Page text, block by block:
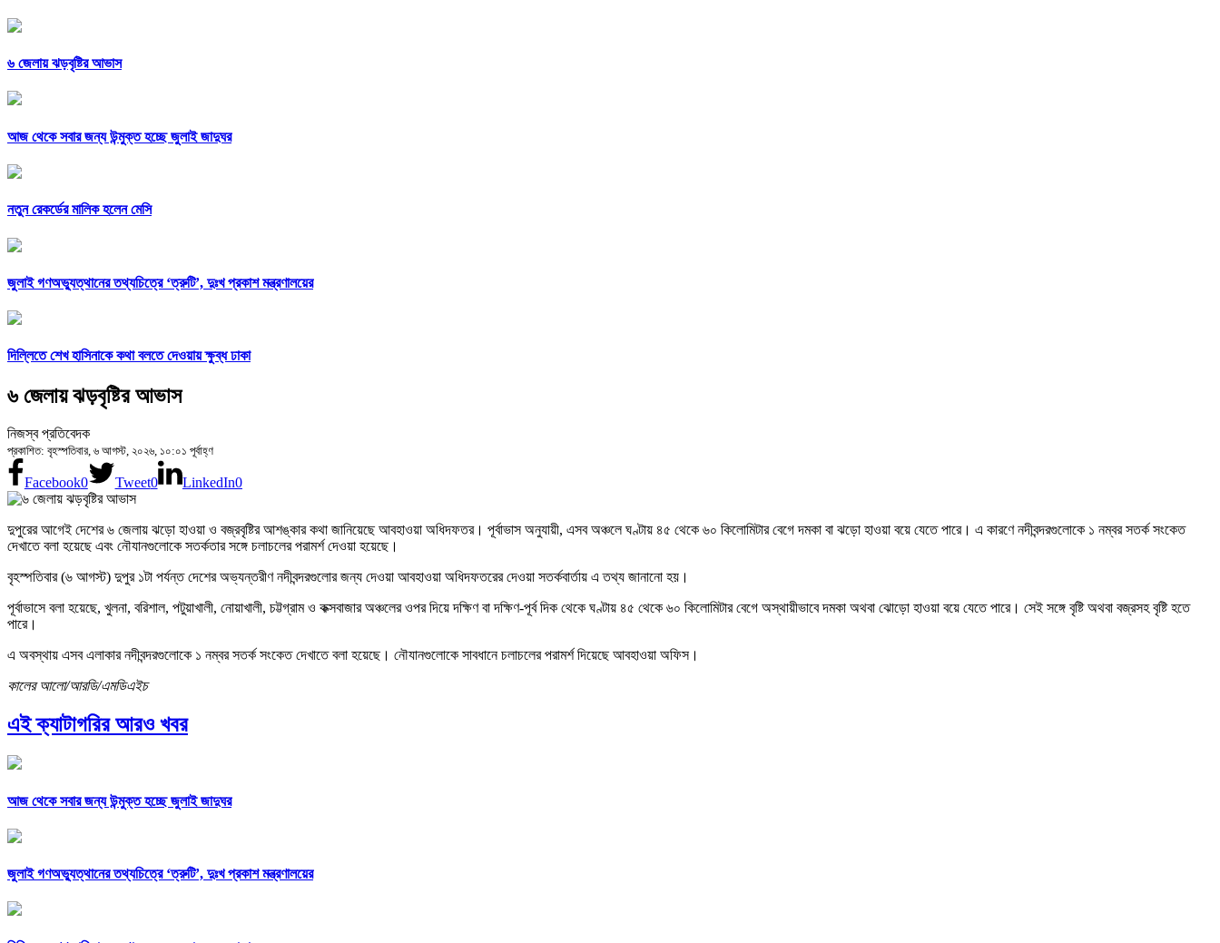
৬ জেলায় ঝড়বৃষ্টির আভাস
আজ থেকে সবার জন্য উন্মুক্ত হচ্ছে জুলাই জাদুঘর
নতুন রেকর্ডের মালিক হলেন মেসি
জুলাই গণঅভ্যুত্থানের তথ্যচিত্রে ‘ত্রুটি’, দুঃখ প্রকাশ মন্ত্রণালয়ের
দিল্লিতে শেখ হাসিনাকে কথা বলতে দেওয়ায় ক্ষুব্ধ ঢাকা
৬ জেলায় ঝড়বৃষ্টির আভাস
নিজস্ব প্রতিবেদক
প্রকাশিত: বৃহস্পতিবার, ৬ আগস্ট, ২০২৬, ১০:০১ পূর্বাহ্ণ
Facebook0 Tweet0 LinkedIn0
দুপুরের আগেই দেশের ৬ জেলায় ঝড়ো হাওয়া ও বজ্রবৃষ্টির আশঙ্কার কথা জানিয়েছে আবহাওয়া অধিদফতর। পূর্বাভাস অনুযায়ী, এসব অঞ্চলে ঘণ্টায় ৪৫ থেকে ৬০ কিলোমিটার বেগে দমকা বা ঝড়ো হাওয়া বয়ে যেতে পারে। এ কারণে নদীবন্দরগুলোকে ১ নম্বর সতর্ক সংকেত
দেখাতে বলা হয়েছে এবং নৌযানগুলোকে সতর্কতার সঙ্গে চলাচলের পরামর্শ দেওয়া হয়েছে।
বৃহস্পতিবার (৬ আগস্ট) দুপুর ১টা পর্যন্ত দেশের অভ্যন্তরীণ নদীবন্দরগুলোর জন্য দেওয়া আবহাওয়া অধিদফতরের দেওয়া সতর্কবার্তায় এ তথ্য জানানো হয়।
পূর্বাভাসে বলা হয়েছে, খুলনা, বরিশাল, পটুয়াখালী, নোয়াখালী, চট্টগ্রাম ও কক্সবাজার অঞ্চলের ওপর দিয়ে দক্ষিণ বা দক্ষিণ-পূর্ব দিক থেকে ঘণ্টায় ৪৫ থেকে ৬০ কিলোমিটার বেগে অস্থায়ীভাবে দমকা অথবা ঝোড়ো হাওয়া বয়ে যেতে পারে। সেই সঙ্গে বৃষ্টি অথবা বজ্রসহ বৃষ্টি হতে
পারে।
এ অবস্থায় এসব এলাকার নদীবন্দরগুলোকে ১ নম্বর সতর্ক সংকেত দেখাতে বলা হয়েছে। নৌযানগুলোকে সাবধানে চলাচলের পরামর্শ দিয়েছে আবহাওয়া অফিস।
কালের আলো/আরডি/এমডিএইচ
এই ক্যাটাগরির আরও খবর
আজ থেকে সবার জন্য উন্মুক্ত হচ্ছে জুলাই জাদুঘর
জুলাই গণঅভ্যুত্থানের তথ্যচিত্রে ‘ত্রুটি’, দুঃখ প্রকাশ মন্ত্রণালয়ের